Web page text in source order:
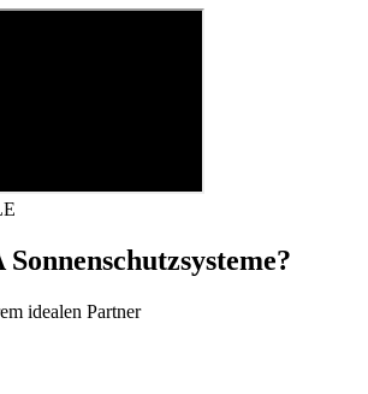
idealen Partner